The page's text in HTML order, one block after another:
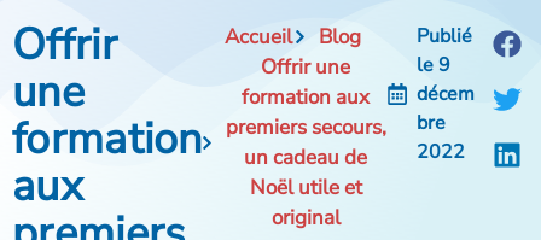
Offrir
une
formation
aux
Accueil
Blog
Offrir une
formation aux
premiers secours,
un cadeau de
Noël utile et
original
Publié
le9
décem
bre
2022